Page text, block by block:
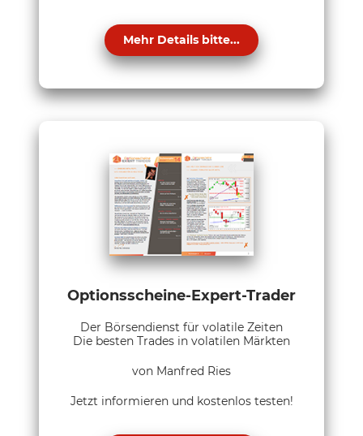
Mehr Details bitte...
Optionsscheine-Expert-Trader
Der Börsendienst für volatile Zeiten
Die besten Trades in volatilen Märkten
von Manfred Ries
Jetzt informieren und kostenlos testen!